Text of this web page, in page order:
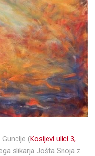
Gunclje (Kosijevi ulici 3,
slikarja Jošta Snoja z